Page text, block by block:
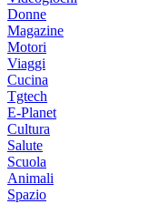
Donne
Magazine
Motori
Viaggi
Cucina
Tgtech
E-Planet
Cultura
Salute
Scuola
Animali
Spazio